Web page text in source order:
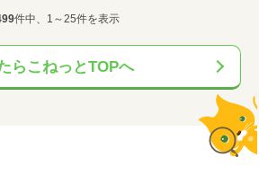
件中、1～25件を表示
らこねっとTOPへ